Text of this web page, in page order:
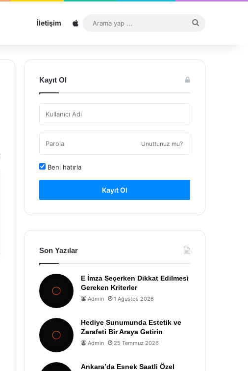
İletişim Sitemap
...
Kayıt Ol
Unuttunuz mu?
Beni hatırla
Kayıt Ol
Son Yazılar
E İmza Seçerken Dikkat Edilmesi
Gereken Kriterler
Admin 1 Ağustos 2026
Hediye Sunumunda Estetik ve
Zarafeti Bir Araya Getirin
Admin 25 Temmuz 2026
Ankara’da Esnek Saatli Özel